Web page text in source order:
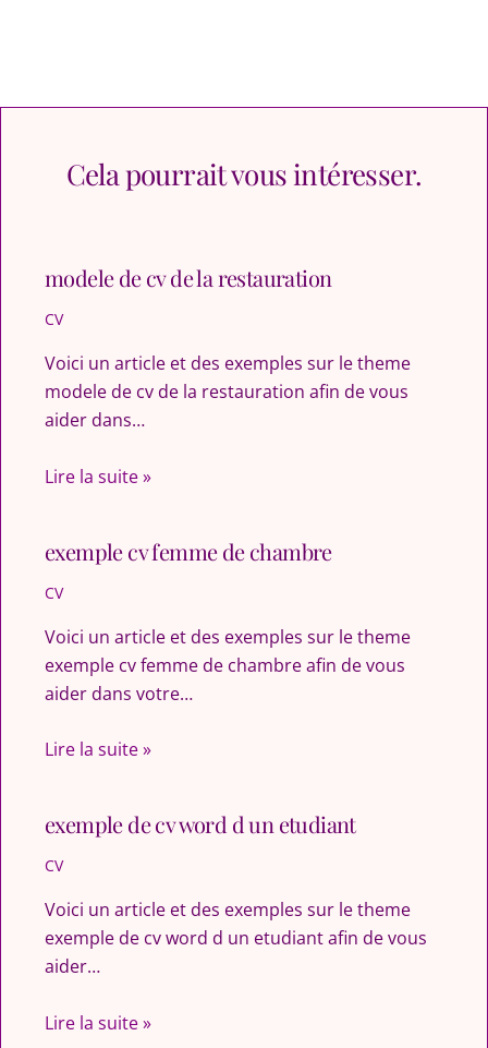
Cela pourrait vous intéresser.
modele de cv de la restauration
CV
Voici un article et des exemples sur le theme
modele de cv de la restauration afin de vous
aider dans…
Lire la suite »
exemple cv femme de chambre
CV
Voici un article et des exemples sur le theme
exemple cv femme de chambre afin de vous
aider dans votre…
Lire la suite »
exemple de cv word d un etudiant
CV
Voici un article et des exemples sur le theme
exemple de cv word d un etudiant afin de vous
aider…
Lire la suite »